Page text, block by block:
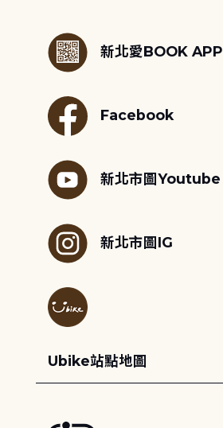
新北愛BOOK APP
Facebook
新北市圖Youtube
新北市圖IG
Ubike站點地圖